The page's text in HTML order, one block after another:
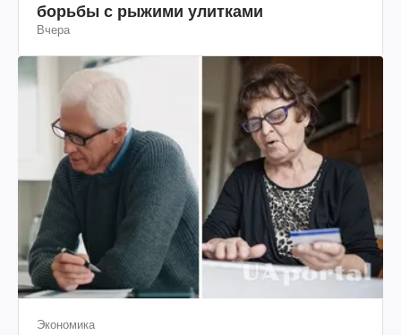
борьбы с рыжими улитками
Вчера
Экономика